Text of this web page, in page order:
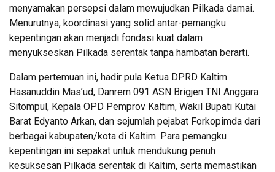
menyamakan persepsi dalam mewujudkan Pilkada damai.
Menurutnya, koordinasi yang solid antar-pemangku
kepentingan akan menjadi fondasi kuat dalam
menyukseskan Pilkada serentak tanpa hambatan berarti.
Dalam pertemuan ini, hadir pula Ketua DPRD Kaltim
Hasanuddin Mas’ud, Danrem 091 ASN Brigjen TNI Anggara
Sitompul, Kepala OPD Pemprov Kaltim, Wakil Bupati Kutai
Barat Edyanto Arkan, dan sejumlah pejabat Forkopimda dari
berbagai kabupaten/kota di Kaltim. Para pemangku
kepentingan ini sepakat untuk mendukung penuh
kesuksesan Pilkada serentak di Kaltim, serta memastikan